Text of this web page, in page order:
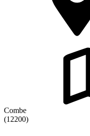
Combe
(12200)